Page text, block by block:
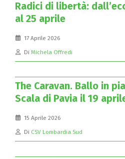
Radici di libertà:
al 25 aprile
17 Aprile 2026
Di Michela Offredi
The Caravan. Ballo in
Scala di Pavia il 19
15 Aprile 2026
Di CSV Lombardia Sud